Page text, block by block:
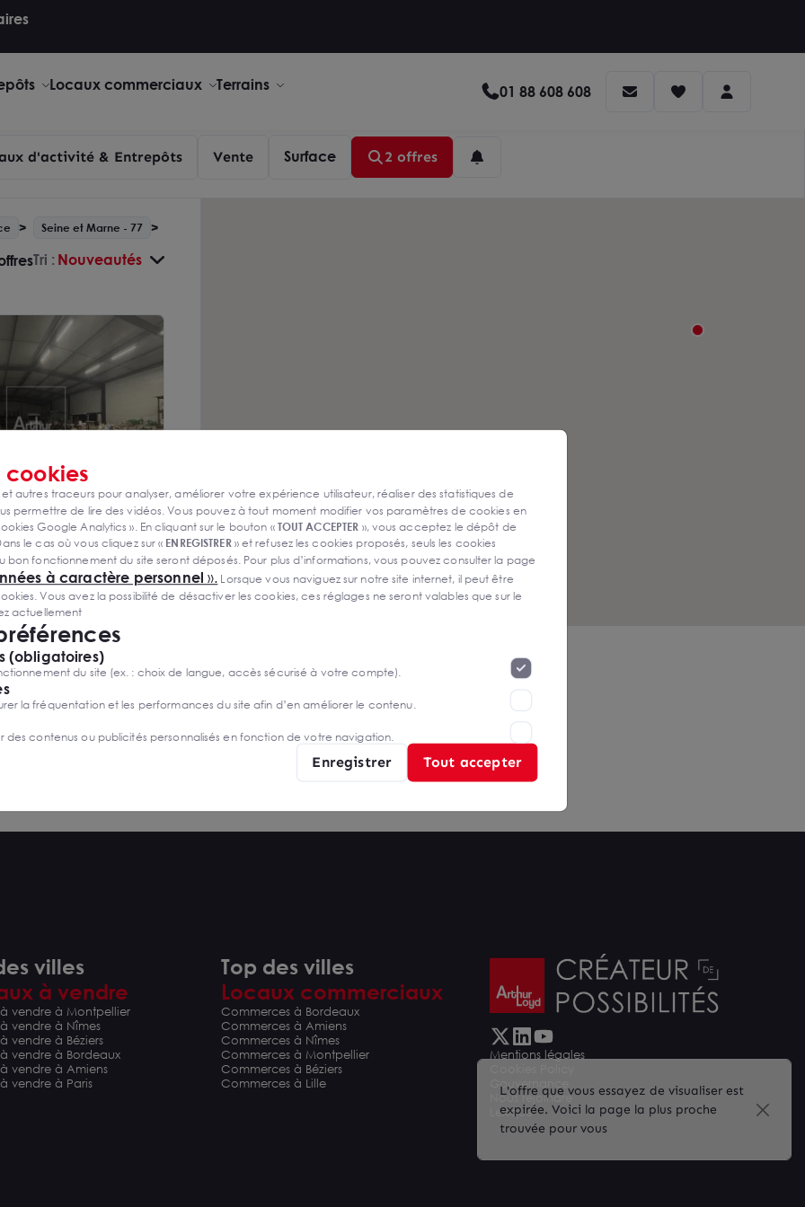
Locaux commerciaux Terrains 01 88 608 608
d'activité & Entrepôts Vente Surface 2 offres
Seine et Marne - 77
Tri : Nouveautés
77130
€ NET VENDEUR
à louer à Montereau-
villes
à vendre
à vendre à Montpellier
vendre à Nîmes
vendre à Béziers
vendre à Bordeaux
vendre à Amiens
vendre à Paris
Top des villes
Locaux commerciaux
Commerces à Bordeaux
Commerces à Amiens
Commerces à Nîmes
Commerces à Montpellier
Commerces à Béziers
Commerces à Lille
Mentions légales
Gouvernance
Nous rejoindre
Lexique
cookies
et autres traceurs pour analyser, améliorer votre expérience utilisateur, réaliser des statistiques de
permettre de lire des vidéos. Vous pouvez à tout moment modifier vos paramètres de cookies en
Google Analytics ». En cliquant sur le bouton «TOUT ACCEPTER », vous acceptez le dépôt de
le cas où vous cliquez sur « ENREGISTRER» et refusez les cookies proposés, seuls les cookies
bon fonctionnement du site seront déposés. Pour plus d’informations, vous pouvez consulter la page
à caractère personnel ». Lorsque vous naviguez sur notre site internet, il peut être
Vous avez la possibilité de désactiver les cookies, ces réglages ne seront valables que sur le
actuellement
(obligatoires)
du site (ex. : choix de langue, accès sécurisé à votre compte).
la fréquentation et les performances du site afin d’en améliorer le contenu.
des contenus ou publicités personnalisés en fonction de votre navigation.
Enregistrer Tout accepter
L'offre que vous essayez de visualiser est
expirée. Voici la page la plus proche
trouvée pour vous